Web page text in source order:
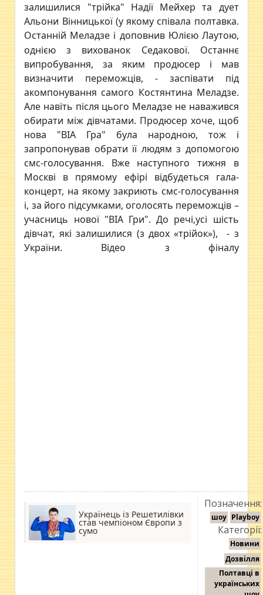
залишилися "трійка" Надії Мейхер та дует
Альони Вінницької (у якому співала полтавка.
Останній Меладзе і доповнив Юлією Лаутою,
однією з вихованок Седакової. Останнє
випробування, за яким продюсер і мав
визначити переможців, - заспівати під
акомпонування самого Костянтина Меладзе.
Але навіть після цього Меладзе не наважився
обирати між дівчатами. Продюсер хоче, щоб
нова "ВІА Гра" була народною, тож і
запропонував обрати її людям з допомогою
смс-голосування. Вже наступного тижня в
Москві в прямому ефірі відбудеться гала-
концерт, на якому закриють смс-голосування
і, за його підсумками, оголосять переможців –
учасниць нової "ВІА Гри". До речі,усі шість
дівчат, які залишилися (з двох «трійок»), - з
України. Відео з фіналу
Українець із Решетилівки
став чемпіоном Європи з
сумо
Позначення:
шоу Playboy
Категорії:
Новини
Дозвілля
Полтавці в
українських